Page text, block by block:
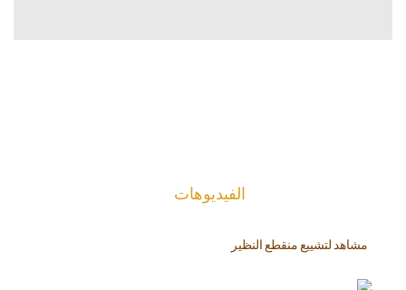
الفیدیوهات
مشاهد لتشييع منقطع النظير